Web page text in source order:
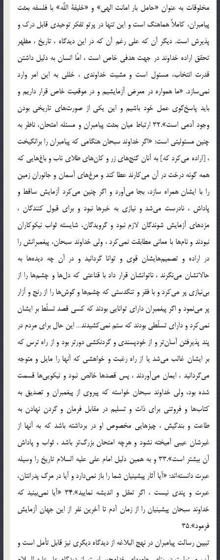
مخلوقات به عنوان «حامل بار امانت الهى» و «خليفة اللَّه» با فلسفه بعثت
پيامبران، كاملاً هماهنگ است و اين تنها در پرتو تفكر توحيدى قابل درك و
پذيرش است. ديگر آن كه على رغم آن كه در اين ديدگاه ، تاريخ ، مظهر
تحقق اراده خداوند در جهت هدفى خاص است ، امّا انسان به دليل داشتن
قدرت انتخاب، مسئول است و مشيت خداوندى ، خللى به اين امر وارد
نمى‌سازد. «ما همواره در معرض آزمايشيم و در موقعيت خاص قرار داريم و
بايد پاسخ‌گوى عمل خود باشيم و اين يكى از صورت‌هاى تاريخى بودن
وجود آدمى است».32 ارتباط ميان بعثت پيامبران و مسئله امتحان، ناظر به
چنين مسئوليتى است: «اگر خداوند سبحان هنگامى كه پيامبران را برانگيخت
، [اراده مى‌كرد كه‌] به آنان گنج‌هاى زر و كان‌هاى طلاى ناب و باغ‌هايى كه
همه گونه درخت در آن مى‌كارند عطا كند و مرغ‌هاى آسمان و جانوران زمين
را با ايشان همراه سازد، بجا مى‌آورد و اگر چنين مى‌كرد آزمايش ساقط و
پاداش ، نادرست مى‌شد و نيازى به خبرها نبود و براى قبول كنندگان ،
مزدهاى آزمايش شوندگان لازم نبود و گرويدگان، شايسته ثواب نيكوكاران
نبودند و نام‌ها با معانى مطابقت نمى‌كرد ، ولى خداوند سبحان، پيغمبرانش را
در اراده و تصميم‌هايشان قوى و توانا گردانيد و در آن چه ديده‌ها به
حالاتشان مى‌نگرند ، ناتوانشان قرار داد با قناعتى كه دل‌ها و چشم‌ها را از
بى‌نيازى پر مى‌كرد و با فقر و تنگدستى كه چشم‌ها و گوش‌ها را از رنج و آزار
پر مى‌نمود و اگر پيغمبران داراى توانايى بودند كه كسى قصد تسلّط بر ايشان
نمى‌كرد و داراى تسلّطى بودند كه ستم نمى‌كشيدند… اين حال براى مردم در
پند پذيرفتن آسان‌تر و از خودپسندى و گردنكشى دورتر بود و از راه ترس كه
بر ايشان غالب مى‌شد يا از راه رغبت و خواهشى كه آنها را مايل و متوجه
مى‌گردانيد ، ايمان مى‌آوردند ، پس قصدها خالص نبود و نيكويى‌ها قسمت
شده بود، ولى خداوند سبحان خواسته كه پيروى از پيغمبران و تصديق به
كتاب‌ها و فروتنى براى ذات و تسليم در مقابل فرمان و گردن نهادن به
طاعت و بندگيش ، چيزهايى مخصوص او در برداشته باشد كه به آنها از
غيرشان عيبى آميخته نشود و هرچه امتحان بزرگ‌تر باشد ، ثواب و پاداش
آن بيشتر است».33 و به همين دليل امام على‌ عليه السلام تاريخ را وسيله
عبرت دانسته‌اند: «آيا آثار پيشينيان شما را باز نمى‌دارد و آيا در مرگ پدرانتان،
عبرت و پندى نيست ، اگر تعقل و انديشه نماييد».34 «آيا نمى‌بينيد كه
خداوند سبحان پيشينيان را از زمان آدم تا آخرين نفر از اين جهان آزمايش
فرمود».35
تبيين رسالت پيامبران در نهج البلاغه از ديدگاه ديگرى نيز قابل تأمل است و